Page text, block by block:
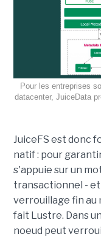
Pour les entreprises
datacenter, JuiceData
JuiceFS est donc
natif : pour
s'appuie sur un
transactionnel - et
verrouillage fin au
fait Lustre. Dans
noeud peut